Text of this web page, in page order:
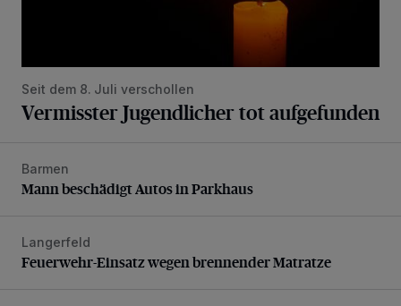
Seit dem 8. Juli verschollen
Vermisster Jugendlicher tot aufgefunden
Mann beschädigt Autos in Parkhaus
Barmen
Mann beschädigt Autos in Parkhaus
Feuerwehr-Einsatz wegen brennender Matratze
Langerfeld
Feuerwehr-Einsatz wegen brennender Matratze